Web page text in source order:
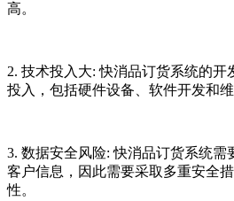
高。
2. 技术投入大: 快消品订货系统的
投入，包括硬件设备、软件开发和
3. 数据安全风险: 快消品订货系统需
客户信息，因此需要采取多重安全
性。